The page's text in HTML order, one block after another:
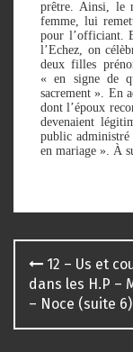
prêtre. Ainsi, le
femme, lui
pour l’officiant.
l’Echez, on
deux filles
« en signe de
sacrement ». En
dont l’époux
devenaient
public administré
en mariage ». À
des
articles
12 – Us et
dans les H.P –
– Noce (suite 6)